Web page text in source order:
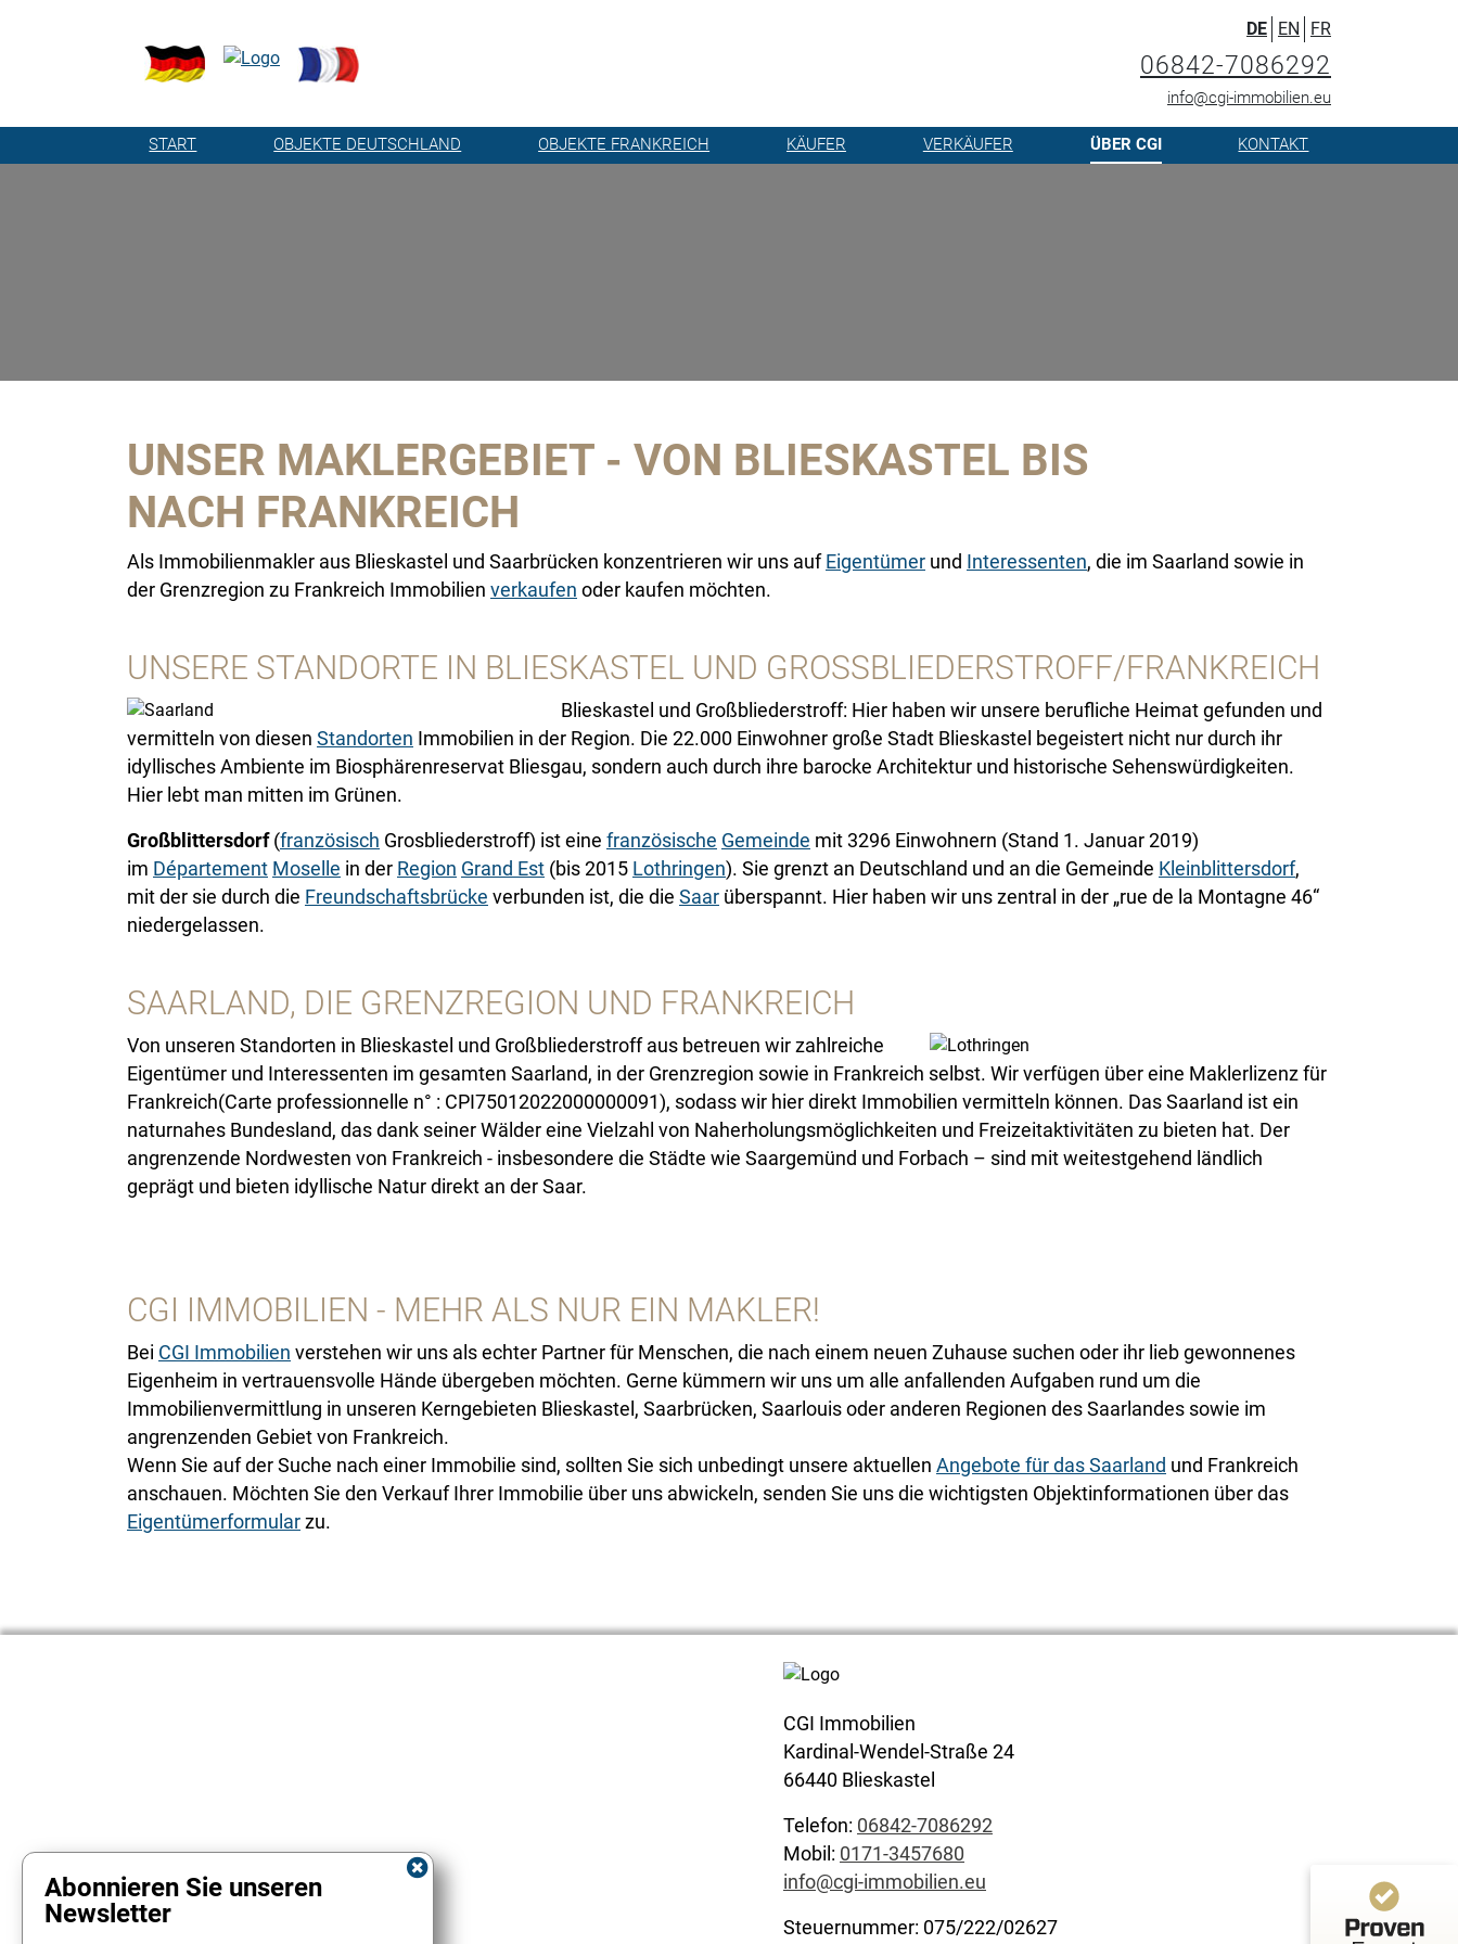
DE EN FR
06842-7086292
info@cgi-immobilien.eu
START OBJEKTE DEUTSCHLAND OBJEKTE FRANKREICH KÄUFER VERKÄUFER ÜBER CGI KONTAKT
UNSER MAKLERGEBIET - VON BLIESKASTEL BIS
NACH FRANKREICH
Als Immobilienmakler aus Blieskastel und Saarbrücken konzentrieren wir uns aufEigentümer und Interessenten, die im Saarland sowie in
der Grenzregion zu Frankreich Immobilien verkaufen oder kaufen möchten.
UNSERE STANDORTE IN BLIESKASTEL UND GROSSBLIEDERSTROFF/FRANKREICH
Blieskastel und Großbliederstroff: Hier haben wir unsere berufliche Heimat gefunden und
vermitteln von diesen Standorten Immobilien in der Region. Die 22.000 Einwohner große Stadt Blieskastel begeistert nicht nur durch ihr
idyllisches Ambiente im Biosphärenreservat Bliesgau, sondern auch durch ihre barocke Architektur und historische Sehenswürdigkeiten.
Hier lebt man mitten im Grünen.
Großblittersdorf(französisch Grosbliederstroff) ist eine französische Gemeinde mit 3296 Einwohnern (Stand 1. Januar 2019)
im Département Moselle in der Region Grand Est (bis 2015 Lothringen). Sie grenzt an Deutschland und an die Gemeinde Kleinblittersdorf,
mit der sie durch die Freundschaftsbrücke verbunden ist, die die Saar überspannt. Hier haben wir uns zentral in der „rue de la Montagne 46“
niedergelassen.
SAARLAND, DIE GRENZREGION UND FRANKREICH
Von unseren Standorten in Blieskastel und Großbliederstroff aus betreuen wir zahlreiche
Eigentümer und Interessenten im gesamten Saarland, in der Grenzregion sowie in Frankreich selbst. Wir verfügen über eine Maklerlizenz für
Frankreich(Carte professionnelle n° : CPI75012022000000091), sodass wir hier direkt Immobilien vermitteln können. Das Saarland ist ein
naturnahes Bundesland, das dank seiner Wälder eine Vielzahl von Naherholungsmöglichkeiten und Freizeitaktivitäten zu bieten hat. Der
angrenzende Nordwesten von Frankreich - insbesondere die Städte wie Saargemünd und Forbach – sind mit weitestgehend ländlich
geprägt und bieten idyllische Natur direkt an der Saar.
CGI IMMOBILIEN - MEHR ALS NUR EIN MAKLER!
Bei CGI Immobilien verstehen wir uns als echter Partner für Menschen, die nach einem neuen Zuhause suchen oder ihr lieb gewonnenes
Eigenheim in vertrauensvolle Hände übergeben möchten. Gerne kümmern wir uns um alle anfallenden Aufgaben rund um die
Immobilienvermittlung in unseren Kerngebieten Blieskastel, Saarbrücken, Saarlouis oder anderen Regionen des Saarlandes sowie im
angrenzenden Gebiet von Frankreich.
Wenn Sie auf der Suche nach einer Immobilie sind, sollten Sie sich unbedingt unsere aktuellen Angebote für das Saarland und Frankreich
anschauen. Möchten Sie den Verkauf Ihrer Immobilie über uns abwickeln, senden Sie uns die wichtigsten Objektinformationen über das
Eigentümerformularzu.
CGI Immobilien
Kardinal-Wendel-Straße 24
66440 Blieskastel
Telefon: 06842-7086292
Mobil: 0171-3457680
info@cgi-immobilien.eu
Steuernummer: 075/222/02627
Abonnieren Sie unseren
Newsletter